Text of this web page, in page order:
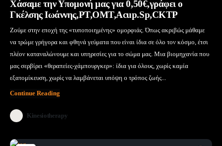
Χάσαμε την Υπομονή μας για 0,50€,γράφει ο
Γκέλσης Ιωάννης,PT,OMT,Acup.Sp,CKTP
Ζούμε στην εποχή της «τυποποιημένης» ομορφιάς. Όπως ακριβώς μάθαμε
να τρώμε γρήγορα και φθηνά γεύματα που είναι ίδια σε όλο τον κόσμο, έτσι
πλέον καταναλώνουμε και υπηρεσίες για το σώμα μας. Μια βιομηχανία που
μας σερβίρει «θεραπείες-χάμπουργκερ»: ίδια για όλους, χωρίς καμία
εξατομίκευση, χωρίς να λαμβάνεται υπόψη ο τρόπος ζωής...
Continue Reading
Kinesiotherapy